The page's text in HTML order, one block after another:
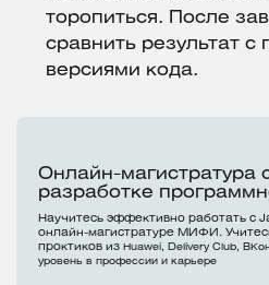
торопиться. После
сравнить результат
версиями кода.
Онлайн-
разработке
Научитесь эффективно работать с
онлайн-магистратуре МИФИ.
проктиков из Huawei, Delivery Club,
уровень в профессии и карьере